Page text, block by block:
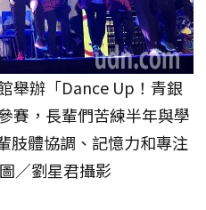
舉辦「Dance Up！青銀
賽，長輩們苦練半年與學
肢體協調、記憶力和專注
／劉星君攝影